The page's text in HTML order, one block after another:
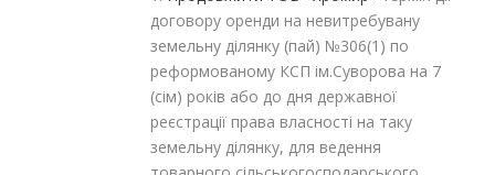
договору оренди на невитребувану
земельну ділянку (пай) №306(1) по
реформованому КСП ім.Суворова на 7
(сім) років або до дня державної
реєстрації права власності на таку
земельну ділянку, для ведення